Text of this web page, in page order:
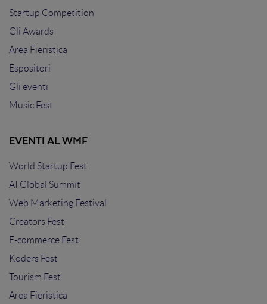
Startup Competition
Gli Awards
Area Fieristica
Espositori
Gli eventi
Music Fest
EVENTI AL WMF
World Startup Fest
AI Global Summit
Web Marketing Festival
Creators Fest
E-commerce Fest
Koders Fest
Tourism Fest
Area Fieristica